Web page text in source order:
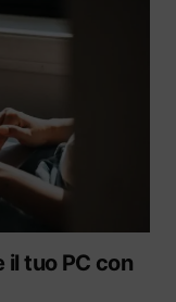
tuo PC con